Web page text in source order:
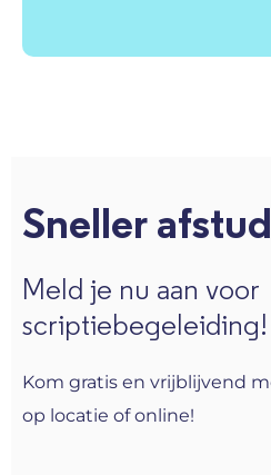
Sneller
Meld je nu aan voor
scriptiebegeleiding!
Kom gratis en vrijblijvend
op locatie of online!